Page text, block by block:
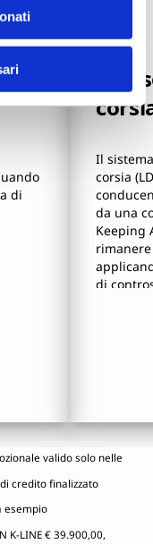
di
Il
corsia
da una
Keeping
di
valido solo nelle
credito finalizzato
esempio
K-LINE € 39.900,00,